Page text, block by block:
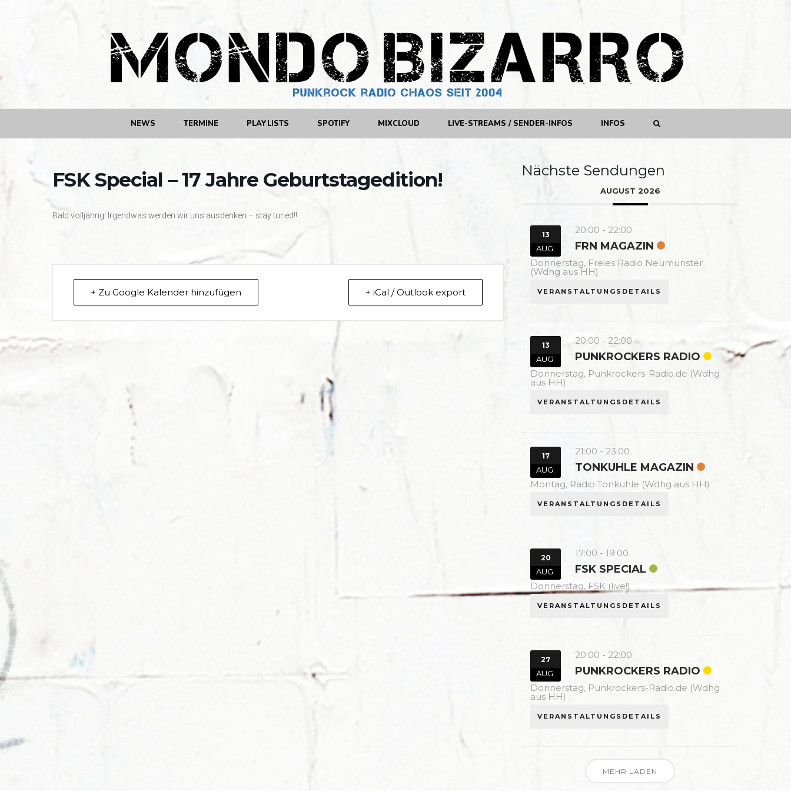
NEWS TERMINE PLAYLISTS SPOTIFY MIXCLOUD LIVE-STREAMS / SENDER-INFOS INFOS
FSK Special – 17 Jahre Geburtstagedition!
Bald volljährig! Irgendwas werden wir uns ausdenken – stay tuned!!
+ Zu Google Kalender hinzufügen + iCal / Outlook export
Nächste Sendungen
AUGUST 2026
13
AUG.
20:00 - 22:00
FRN MAGAZIN
Donnerstag, Freies Radio Neumünster
(Wdhg aus HH)
VERANSTALTUNGSDETAILS
13
AUG.
20:00 - 22:00
PUNKROCKERS RADIO
Donnerstag, Punkrockers-Radio.de (Wdhg
aus HH)
VERANSTALTUNGSDETAILS
17
AUG.
21:00 -23:00
TONKUHLE MAGAZIN
Montag, Radio Tonkuhle (Wdhg aus HH)
VERANSTALTUNGSDETAILS
20
AUG.
17:00 -19:00
FSK SPECIAL
Donnerstag, FSK (live!)
VERANSTALTUNGSDETAILS
27
AUG.
20:00 - 22:00
PUNKROCKERS RADIO
Donnerstag, Punkrockers-Radio.de (Wdhg
aus HH)
VERANSTALTUNGSDETAILS
MEHR LADEN